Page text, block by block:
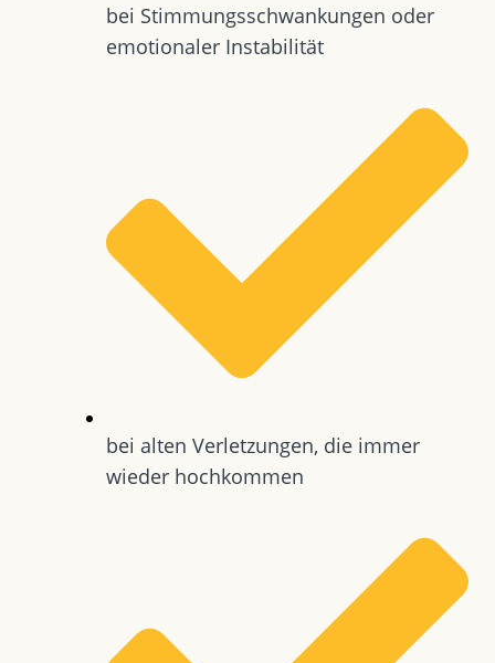
bei Stimmungsschwankungen oder
emotionaler Instabilität
bei alten Verletzungen, die immer
wieder hochkommen